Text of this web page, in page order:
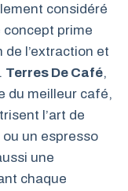
considéré
concept prime
l’extraction et
Terres De Café,
du meilleur café,
l’art de
un espresso
une
chaque